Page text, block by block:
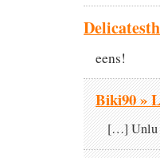
eens!
Biki90 »
[…] Unlu